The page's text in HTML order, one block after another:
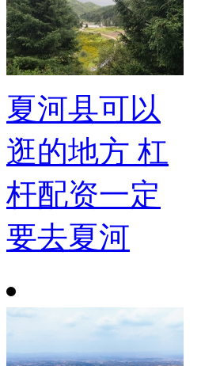
夏河县可以
逛的地方 杠
杆配资一定
要去夏河